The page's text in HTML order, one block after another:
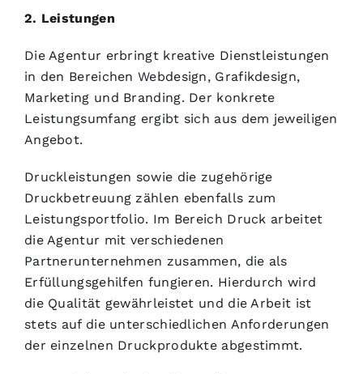
2. Leistungen
Die Agentur erbringt kreative Dienstleistungen
in den Bereichen Webdesign, Grafikdesign,
Marketing und Branding. Der konkrete
Leistungsumfang ergibt sich aus dem jeweiligen
Angebot.
Druckleistungen sowie die zugehörige
Druckbetreuung zählen ebenfalls zum
Leistungsportfolio. Im Bereich Druck arbeitet
die Agentur mit verschiedenen
Partnerunternehmen zusammen, die als
Erfüllungsgehilfen fungieren. Hierdurch wird
die Qualität gewährleistet und die Arbeit ist
stets auf die unterschiedlichen Anforderungen
der einzelnen Druckprodukte abgestimmt.